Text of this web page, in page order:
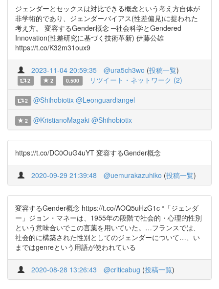
ジェンダーとセックスは対比できる概念という考え方自体が
非学術的であり、ジェンダーバイアス(性差偏見)に捉われた
考え方。 変容するGender概念 ─社会科学とGendered
Innovation(性差研究に基づく技術革新) 伊藤公雄
https://t.co/K32m31oux9
2023-11-04 20:59:35 @ura5ch3wo (投稿一覧)
2 2 0.500 リツイート・ネットワーク (2)
2 @Shihobiotix @Leonguardiangel
2 @KristianoMagaki @Shihobiotix
https://t.co/DC0OuG4uYT 変容するGender概念
2020-09-29 21:39:48 @uemurakazuhiko (投稿一覧)
変容するGender概念 https://t.co/AOQ5uHzG1c “「ジェンダ
ー」ジョン・マネーは、1955年の段階で社会的・心理的性別
という意味合いでこの言葉を用いていた。…フランスでは、
社会的に構築された性別としてのジェンダーについて…、い
まではgenreという用語が使われている
2020-08-28 13:26:43 @criticabug (投稿一覧)